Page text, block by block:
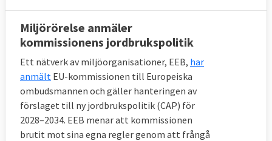
Miljörörelse anmäler
kommissionens jordbrukspolitik
Ett nätverk av miljöorganisationer, EEB, har
anmält EU-kommissionen till Europeiska
ombudsmannen och gäller hanteringen av
förslaget till ny jordbrukspolitik (CAP) för
2028–2034. EEB menar att kommissionen
brutit mot sina egna regler genom att frångå